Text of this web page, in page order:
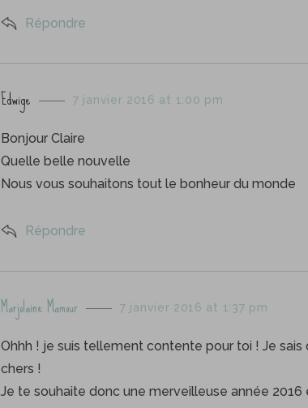
Répondre
s
y
s
Edwige 7 janvier 2016 at 1:00 pm
Bonjour Claire
Quelle belle nouvelle
Nous vous souhaitons tout le bonheur du monde
Répondre
s
y
s
:
Marjolaine Mamour 7 janvier 2016 at 1:37 pm
Ohhh ! je suis tellement contente pour toi ! Je sais
chers !
Je te souhaite donc une merveilleuse année